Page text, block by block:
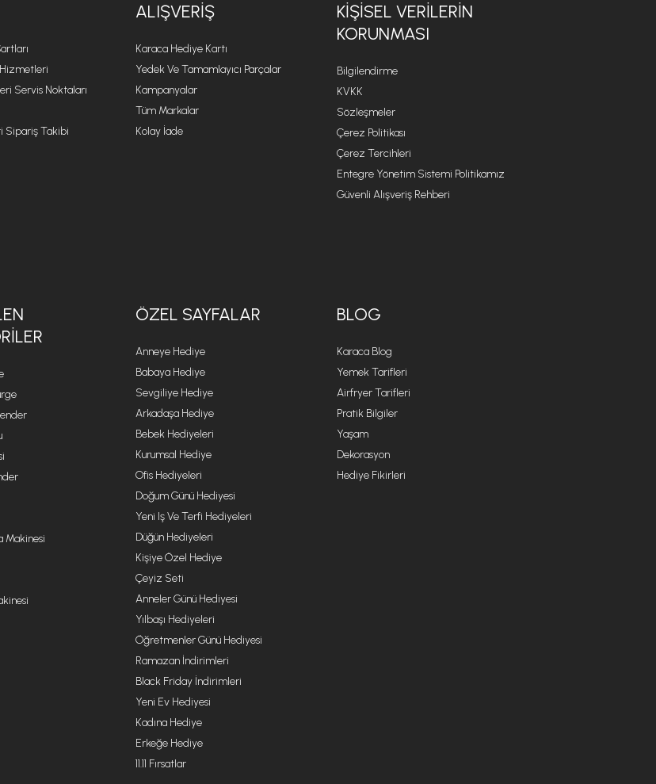
Servis Noktaları
Sipariş Takibi
ALIŞVERIŞ
Karaca Hediye Kartı
Yedek Ve Tamamlayıcı Parçalar
Kampanyalar
Tüm Markalar
Kolay İade
KIŞISEL VERILERIN
KORUNMASI
Bilgilendirme
KVKK
Sözleşmeler
Çerez Politikası
Çerez Tercihleri
Entegre Yönetim Sistemi Politikamız
Güvenli Alışveriş Rehberi
Makinesi
ÖZEL SAYFALAR
Anneye Hediye
Babaya Hediye
Sevgiliye Hediye
Arkadaşa Hediye
Bebek Hediyeleri
Kurumsal Hediye
Ofis Hediyeleri
Doğum Günü Hediyesi
Yeni Iş Ve Terfi Hediyeleri
Düğün Hediyeleri
Kişiye Özel Hediye
Çeyiz Seti
Anneler Günü Hediyesi
Yılbaşı Hediyeleri
Öğretmenler Günü Hediyesi
Ramazan İndirimleri
Black Friday İndirimleri
Yeni Ev Hediyesi
Kadına Hediye
Erkeğe Hediye
11.11 Fırsatlar
BLOG
Karaca Blog
Yemek Tarifleri
Airfryer Tarifleri
Pratik Bilgiler
Yaşam
Dekorasyon
Hediye Fikirleri